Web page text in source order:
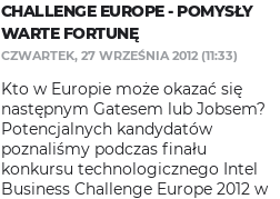
CHALLENGE EUROPE - POMYSŁY
WARTE FORTUNĘ
CZWARTEK, 27 WRZEŚNIA 2012 (11:33)
Kto w Europie może okazać się
następnym Gatesem lub Jobsem?
Potencjalnych kandydatów
poznaliśmy podczas finału
konkursu technologicznego Intel
Business Challenge Europe 2012 w